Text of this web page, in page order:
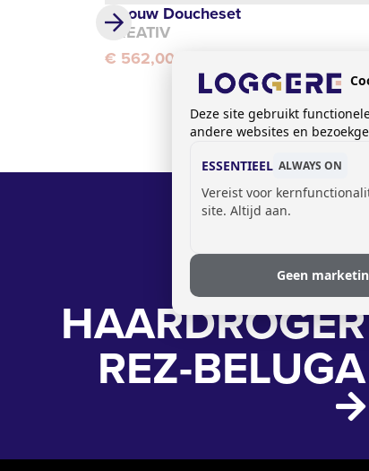
Inbouw Doucheset
CREATIV
€ 562,00
HAARDROGER
REZ-BELUGA
Deze site gebruikt
andere websites en
ESSENTIEEL ALWAYS ON
Vereist voor
site. Altijd aan.
Geen